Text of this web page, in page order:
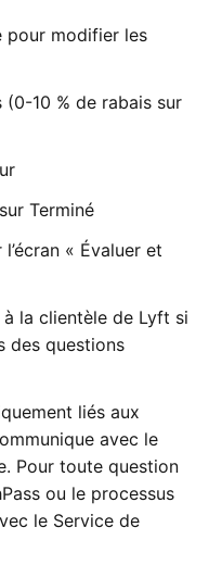
pour modifier les
10 % de rabais sur
Terminé
« Évaluer et
la clientèle de Lyft si
des questions
liés aux
avec le
Pour toute question
ou le processus
le Service de